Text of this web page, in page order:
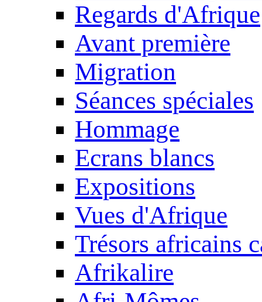
Regards d'Afrique
Avant première
Migration
Séances spéciales
Hommage
Ecrans blancs
Expositions
Vues d'Afrique
Trésors africains
Afrikalire